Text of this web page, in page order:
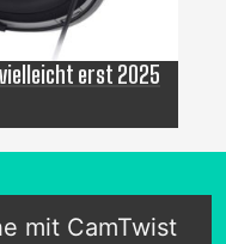
erst 2025
mit CamTwist